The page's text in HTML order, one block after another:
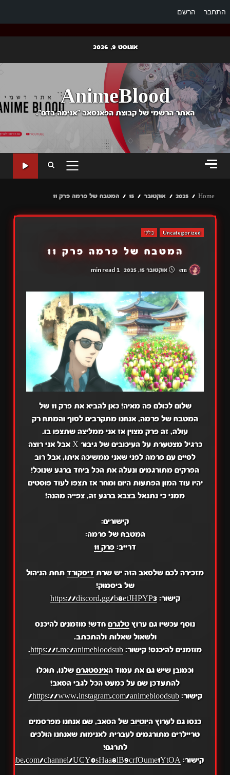
התחבר הרשם
content
אוגוסט 9, 2026
AnimeBlood
האתר הרשמי של קבוצת הפאנסאב "אנימה בדם".
PRIMARY
Home
2025 אוקטובר 15 המטבח של פרמה פרק 11
Uncategorized כללי
המטבח של פרמה פרק 11
אוקטובר 15, 2025 1 min read
שלום לכולם פה מאיה! כאן להביא את פרק 11 של
המטבח של פרמה, אנחנו מתקרבים לסוף והמתח רק
עולה, זה פרק מצוין אז אני ממליצה שתצפו בו.
כרגיל מצטערת על העיכובים של גיבור X אבל אני רוצה
לסיים עם פרמה לפני שאני ממשיכה איתו, אבל רוב
הפרקים מתורגמים ונעלה את הכל ביחד ברגע שנוכל!
יהיו עוד המון הפתעות היום ומחר אז תצפו לעוד פוסטים
ממני כי נתנאל בצבא ברגע זה, צפייה מהנה!
קישורים:
המטבח של פרמה:
דרייב: פרק 11
מזכירה לכם שלסאב הזה יש שרת דיסקורד תחת הניהול
של ביסמוק!
קישור:https://discord.gg/b8etJHPYP3
נוסף עכשיו גם ערוץטלגרםחדש! מוזמנים להיכנס
ולשאול שאלות ולהתכתב.
מוזמנים להיכנס! קישור: https://t.me/animebloodsub
.
וכמובן שיש גם את עמוד האינסטגרםשלנו, תוכלו
להתעדכן שם על כמעט הכל לגבי הסאב!
קישור:https://www.instagram.com/animebloodsub/
כנסו גם לערוץ היוטיובשל הסאב, שם אנחנו מפרסמים
טריילרים מתורגמים לעברית לאנימות שאנחנו הולכים
לתרגם!
קישור: channel/UCY0sHaa8lB9crfOume1YtOA